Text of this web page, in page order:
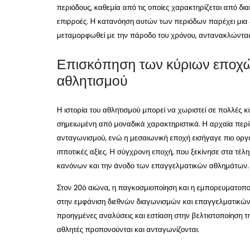
περιόδους, καθεμία από τις οποίες χαρακτηρίζεται από
επιρροές. Η κατανόηση αυτών των περιόδων παρέχει μια
μεταμορφωθεί με την πάροδο του χρόνου,
Επισκόπηση των κύριων
αθλητισμού
Η ιστορία του αθλητισμού μπορεί να χωριστεί σε πολλές
σημειωμένη από μοναδικά χαρακτηριστικά. Η αρχαία
ανταγωνισμού, ενώ η μεσαιωνική εποχή εισήγαγε πιο
ιπποτικές αξίες. Η σύγχρονη εποχή, που ξεκίνησε στα
κανόνων και την άνοδο των επαγγελματικών αθλημάτων.
Στον 20ό αιώνα, η παγκοσμιοποίηση και η
στην εμφάνιση διεθνών διαγωνισμών και
προηγμένες αναλύσεις και εστίαση στην
αθλητές προπονούνται και ανταγωνίζονται.